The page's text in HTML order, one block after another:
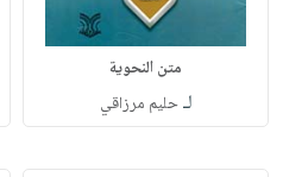
متن النحوية
لـحليم مرزاقي